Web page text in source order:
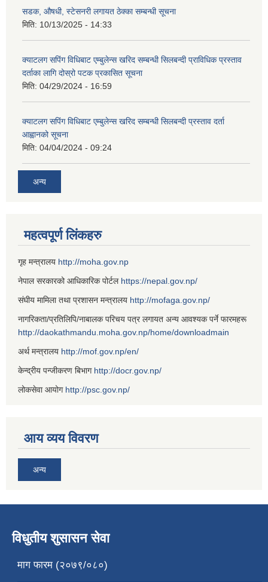
सडक, औषधी, स्टेसनरी लगायत ठेक्का सम्बन्धी सूचना
मिति: 10/13/2025 - 14:33
क्याटलग सपिंग विधिबाट एम्बुलेन्स खरिद सम्बन्धी सिलबन्दी प्राविधिक प्रस्ताव
दर्ताका लागि दोस्रो पटक प्रकासित सूचना
मिति: 04/29/2024 - 16:59
क्याटलग सपिंग विधिबाट एम्बुलेन्स खरिद सम्बन्धी सिलबन्दी प्रस्ताव दर्ता
आह्वानको सूचना
मिति: 04/04/2024 - 09:24
अन्य
महत्वपूर्ण लिंकहरु
गृह मन्त्रालय http://moha.gov.np
नेपाल सरकारको आधिकारिक पोर्टल https://nepal.gov.np/
संघीय मामिला तथा प्रशासन मन्त्रालय http://mofaga.gov.np/
नागरिकता/प्रतिलिपि/नाबालक परिचय पत्र लगायत अन्य आवश्यक पर्ने फारमहरू
http://daokathmandu.moha.gov.np/home/downloadmain
अर्थ मन्त्रालय http://mof.gov.np/en/
केन्द्रीय पन्जीकरण बिभाग http://docr.gov.np/
लोकसेवा आयोग http://psc.gov.np/
आय व्यय विवरण
अन्य
विधुतीय शुसासन सेवा
माग फारम (२०७९/०८०)